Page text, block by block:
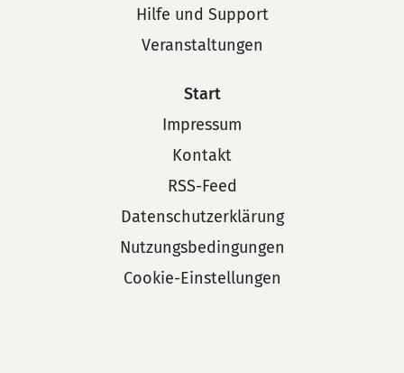
Hilfe und Support
Veranstaltungen
Start
Impressum
Kontakt
RSS-Feed
Datenschutzerklärung
Nutzungsbedingungen
Cookie-Einstellungen